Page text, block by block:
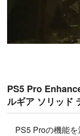
PS5 Pro
ルギア ソリッド
PS5 Proの機能を